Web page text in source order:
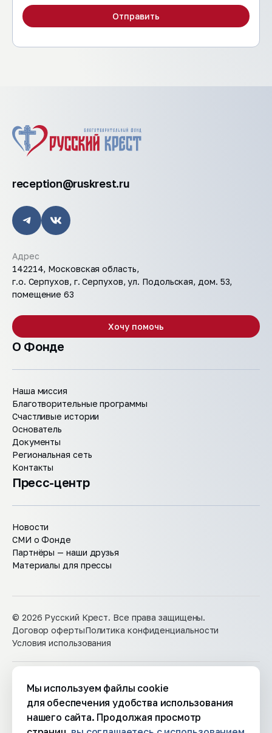
Отправить
reception@ruskrest.ru
Адрес
142214, Московская область,
г.о. Серпухов, г. Серпухов, ул. Подольская, дом. 53,
помещение 63
Хочу помочь
О Фонде
Наша миссия
Благотворительные программы
Счастливые истории
Основатель
Документы
Региональная сеть
Контакты
Пресс-центр
Новости
СМИ о Фонде
Партнёры — наши друзья
Материалы для прессы
© 2026 Русский Крест. Все права защищены.
Договор офертыПолитика конфиденциальности
Условия использования
Информация, размещенная на сайте, носит
исключительно ознакомительный характер и не является
публичной офертой, определяемой положениями Статьи
Разработка сайта Catapulta
Мы используем файлы cookie
для обеспечения удобства использования
нашего сайта. Продолжая просмотр